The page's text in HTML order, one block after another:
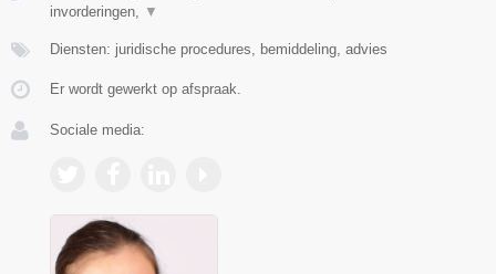
invorderingen,
▼
Diensten: juridische procedures, bemiddeling, advies
Er wordt gewerkt op afspraak.
Sociale media: